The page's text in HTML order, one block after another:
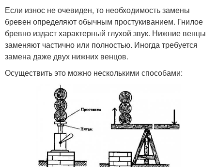
Если износ не очевиден, то необходимость замены
бревен определяют обычным простукиванием. Гнилое
бревно издаст характерный глухой звук. Нижние венцы
заменяют частично или полностью. Иногда требуется
замена даже двух нижних венцов.
Осуществить это можно несколькими способами: